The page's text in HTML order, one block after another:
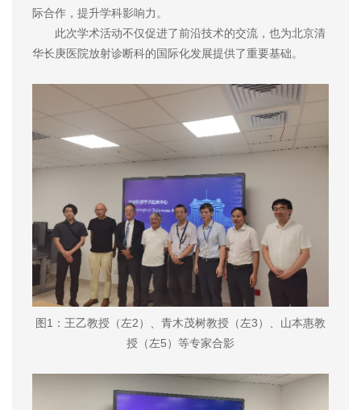
际合作，提升学科影响力。
此次学术活动不仅促进了前沿技术的交流，也为北京清
华长庚医院放射诊断科的国际化发展提供了重要基础。
图1：王乙教授（左2）、青木茂树教授（左3）、山本惠教
授（左5）等专家合影